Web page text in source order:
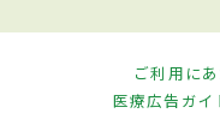
ご利用に
医療広告ガ